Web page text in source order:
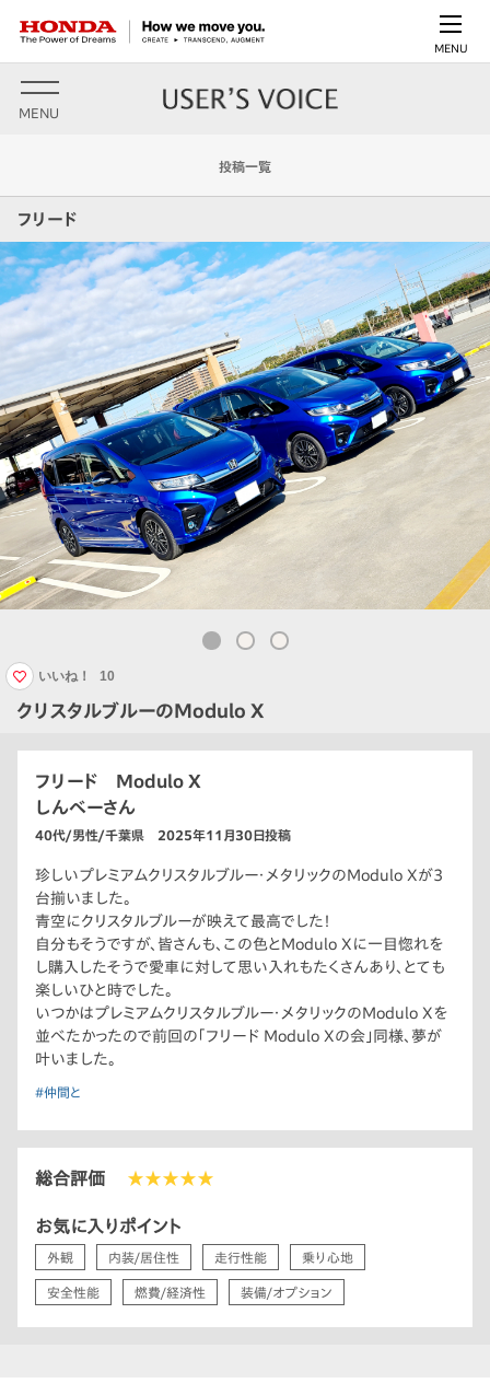
MENU
MENU
投稿一覧
フリード
クリスタルブルーのModulo X
いいね！ 10
フリード Modulo X
しんべーさん
40代/男性/千葉県 2025年11月30日投稿
珍しいプレミアムクリスタルブルー・メタリックのModulo Xが3
台揃いました。
青空にクリスタルブルーが映えて最高でした！
自分もそうですが、皆さんも、この色とModulo Xに一目惚れを
し購入したそうで愛車に対して思い入れもたくさんあり、とても
楽しいひと時でした。
いつかはプレミアムクリスタルブルー・メタリックのModulo Xを
並べたかったので前回の｢フリード Modulo Xの会｣同様、夢が
叶いました。
#仲間と
総合評価 ★★★★★
お気に入りポイント
外観 内装/居住性 走行性能 乗り心地
安全性能 燃費/経済性 装備/オプション